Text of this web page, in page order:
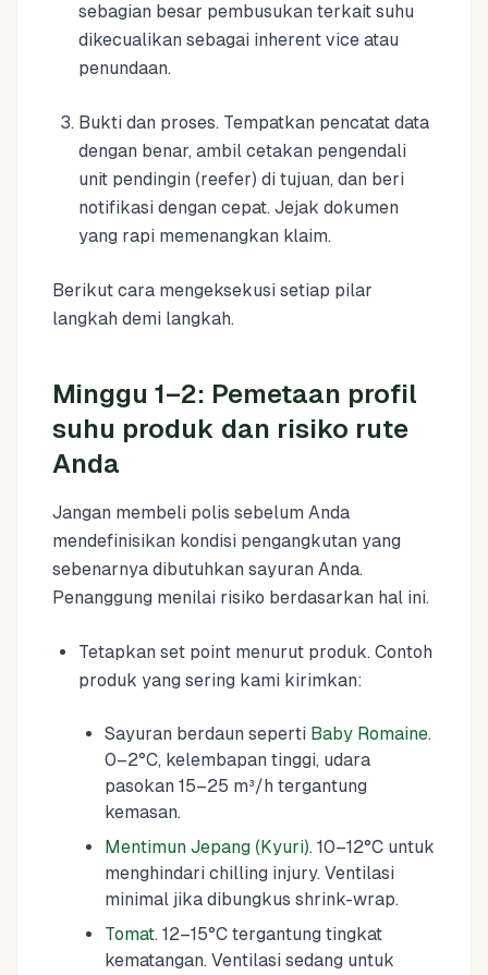
sebagian besar pembusukan terkait suhu
dikecualikan sebagai inherent vice atau
penundaan.
Bukti dan proses. Tempatkan pencatat data
dengan benar, ambil cetakan pengendali
unit pendingin (reefer) di tujuan, dan beri
notifikasi dengan cepat. Jejak dokumen
yang rapi memenangkan klaim.
Berikut cara mengeksekusi setiap pilar
langkah demi langkah.
Minggu 1–2: Pemetaan profil
suhu produk dan risiko rute
Anda
Jangan membeli polis sebelum Anda
mendefinisikan kondisi pengangkutan yang
sebenarnya dibutuhkan sayuran Anda.
Penanggung menilai risiko berdasarkan hal ini.
Tetapkan set point menurut produk. Contoh
produk yang sering kami kirimkan:
Sayuran berdaun seperti Baby Romaine.
0–2°C, kelembapan tinggi, udara
pasokan 15–25 m³/h tergantung
kemasan.
Mentimun Jepang (Kyuri). 10–12°C untuk
menghindari chilling injury. Ventilasi
minimal jika dibungkus shrink-wrap.
Tomat. 12–15°C tergantung tingkat
kematangan. Ventilasi sedang untuk